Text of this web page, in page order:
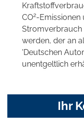
CO2-Emissionen
Stromverbrauch
werden, der an
'Deutschen
unentgeltlich
Ihr